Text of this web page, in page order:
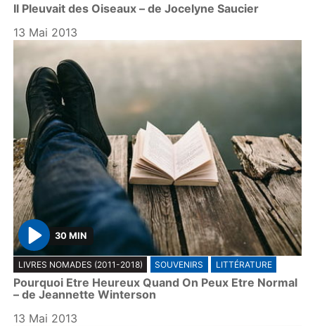
a
y
Il Pleuvait des Oiseaux – de Jocelyne Saucier
13 Mai 2013
P
l
a
y
30 MIN
LIVRES NOMADES (2011-2018) SOUVENIRS LITTÉRATURE
Pourquoi Etre Heureux Quand On Peux Etre Normal
– de Jeannette Winterson
13 Mai 2013